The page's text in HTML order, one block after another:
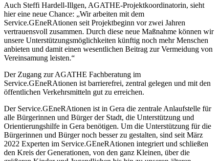
Auch Steffi Hardell-Illgen, AGATHE-Projektkoordinatorin, sieht
hier eine neue Chance: „Wir arbeiten mit dem
Service.GEneRAtionen seit Projektbeginn vor zwei Jahren
vertrauensvoll zusammen. Durch diese neue Maßnahme können wir
unsere Unterstützungsmöglichkeiten künftig noch mehr Menschen
anbieten und damit einen wesentlichen Beitrag zur Vermeidung von
Vereinsamung leisten.“
Der Zugang zur AGATHE Fachberatung im
Service.GEneRAtionen ist barrierefrei, zentral gelegen und mit den
öffentlichen Verkehrsmitteln gut zu erreichen.
Der Service.GEneRAtionen ist in Gera die zentrale Anlaufstelle für
alle Bürgerinnen und Bürger der Stadt, die Unterstützung und
Orientierungshilfe in Gera benötigen. Um die Unterstützung für die
Bürgerinnen und Bürger noch besser zu gestalten, sind seit März
2022 Experten im Service.GEneRAtionen integriert und schließen
den Kreis der Generationen, von den ganz Kleinen, über die